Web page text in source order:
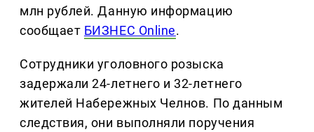
млн рублей. Данную информацию
сообщает БИЗНЕС Online.
Сотрудники уголовного розыска
задержали 24-летнего и 32-летнего
жителей Набережных Челнов. По данным
следствия, они выполняли поручения